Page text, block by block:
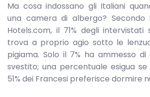
Ma cosa indossano gli Italiani
una camera di albergo? Secondo
Hotels.com, il 71% degli intervistati
trova a proprio agio sotto le
pigiama. Solo il 7% ha ammesso
svestito; una percentuale esigua
51% dei Francesi preferisce dormire